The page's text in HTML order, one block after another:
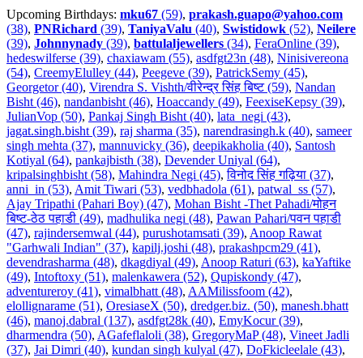
Upcoming Birthdays: mku67 (59), prakash.guapo@yahoo.com
(38), PNRichard (39), TaniyaValu (40), Swistidowk (52), Neilere
(39), Johnnynady (39), battulaljewellers (34), FeraOnline (39),
hedeswilferse (39), chaxiawam (55), asdfgt23n (48), Ninisivereona
(54), CreemyElulley (44), Peegeve (39), PatrickSemy (45),
Georgetor (40), Virendra S. Vishth/वीरेन्द्र सिंह बिष्ट (59), Nandan
Bisht (46), nandanbisht (46), Hoaccandy (49), FeexiseKepsy (39),
JulianVop (50), Pankaj Singh Bisht (40), lata_negi (43),
jagat.singh.bisht (39), raj sharma (35), narendrasingh.k (40), sameer
singh mehta (37), mannuvicky (36), deepikakholia (40), Santosh
Kotiyal (64), pankajbisth (38), Devender Uniyal (64),
kripalsinghbisht (58), Mahindra Negi (45),विनोद सिंह गढ़िया (37),
anni_in (53), Amit Tiwari (53), vedbhadola (61), patwal_ss (57),
Ajay Tripathi (Pahari Boy) (47), Mohan Bisht -Thet Pahadi/मोहन
बिष्ट-ठेठ पहाडी (49), madhulika negi (48), Pawan Pahari/पवन पहाडी
(47), rajindersemwal (44), purushotamsati (39), Anoop Rawat
"Garhwali Indian" (37), kapilj.joshi (48), prakashpcm29 (41),
devendrasharma (48), dkagdiyal (49), Anoop Raturi (63), kaYaftike
(49), Intoftoxy (51), malenkawera (52), Qupiskondy (47),
adventureroy (41), vimalbhatt (48), AAMilissfoom (42),
elollignarame (51), OresiaseX (50), dredger.biz. (50), manesh.bhatt
(46), manoj.dabral (137), asdfgt28k (40), EmyKocur (39),
dharmendra (50), AGafeflaloli (38), GregoryMaP (48), Vineet Jadli
(37), Jai Dimri (40), kundan singh kulyal (47), DoFkicleelale (43),